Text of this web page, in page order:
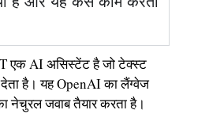
एक AI असिस्टेंट है जो टेक्स्ट
है। यह OpenAI का लैंग्वेज
नेचुरल जवाब तैयार करता है।